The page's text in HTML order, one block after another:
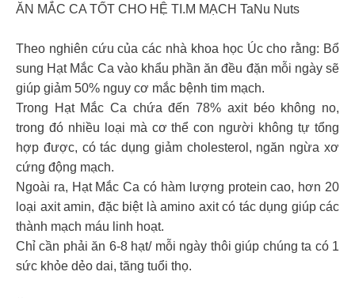
ĂN MẮC CA TỐT CHO HỆ TI.M MẠCH TaNu Nuts
Theo nghiên cứu của các nhà khoa học Úc cho rằng: Bổ
sung Hạt Mắc Ca vào khẩu phần ăn đều đặn mỗi ngày sẽ
giúp giảm 50% nguy cơ mắc bệnh tim mạch.
Trong Hạt Mắc Ca chứa đến 78% axit béo không no,
trong đó nhiều loại mà cơ thể con người không tự tổng
hợp được, có tác dụng giảm cholesterol, ngăn ngừa xơ
cứng động mạch.
Ngoài ra, Hạt Mắc Ca có hàm lượng protein cao, hơn 20
loại axit amin, đặc biệt là amino axit có tác dụng giúp các
thành mạch máu linh hoạt.
Chỉ cần phải ăn 6-8 hạt/ mỗi ngày thôi giúp chúng ta có 1
sức khỏe dẻo dai, tăng tuổi thọ.